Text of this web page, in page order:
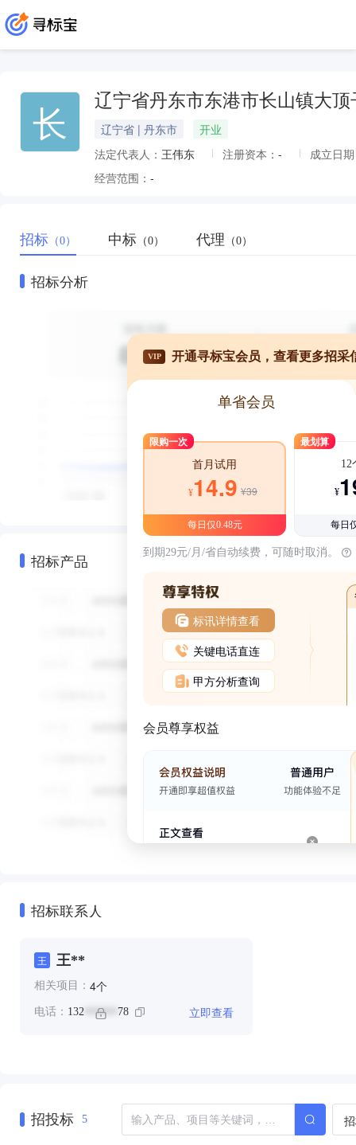
长 辽宁省丹东市东港市长山镇大
辽宁省 | 丹东市
开业
法定代表人： 王伟东 注册资本： -
成立日
经营范围： -
招标 （0） 中标 （0） 代理 （0）
招标分析
招标产品
VIP 开通寻标宝会员，查看更多招采
单省会员
限购一次
首月试用
¥14.9 ¥39
每日仅0.48元
最划算
12
¥
每日
到期29元/月/省自动续费，可随时取消。
标讯详情查看
关键电话直连
甲方分析查询
会员尊享权益
招标联系人
王 王**
相关项目： 4个
电话： 132 ****** 78 立即查看
招投标 5